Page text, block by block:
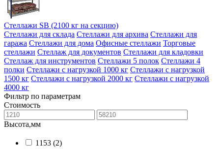
Стеллажи SB (2100 кг на секцию)
Стеллажи для склада Стеллажи для архива Стеллажи для
гаража Стеллажи для дома Офисные стеллажи Торговые
стеллажи Стеллаж для документов Стеллажи для кладовки
Стеллаж для инструментов Стеллажи 5 полок Стеллажи 4
полки Стеллажи с нагрузкой 1000 кг Стеллажи с нагрузкой
1500 кг Стеллажи с нагрузкой 2000 кг Стеллажи с нагрузкой
4000 кг
Фильтр по параметрам
Стоимость
Высота,мм
1153 (2)